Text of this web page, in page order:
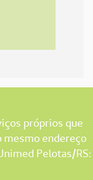
próprios que
mesmo endereço
Pelotas/RS: